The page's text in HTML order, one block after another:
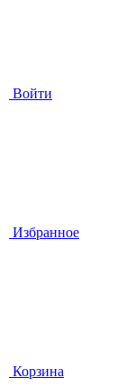
Войти
Избранное
Корзина